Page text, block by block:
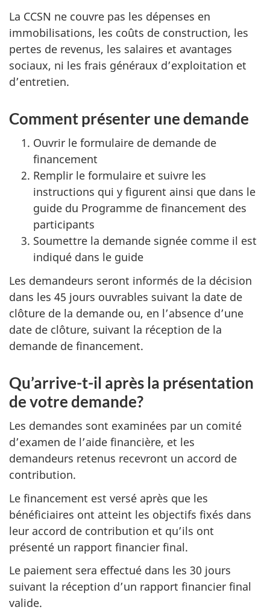
La CCSN ne couvre pas les dépenses en
immobilisations, les coûts de construction, les
pertes de revenus, les salaires et avantages
sociaux, ni les frais généraux d’exploitation et
d’entretien.
Comment présenter une demande
Ouvrir le formulaire de demande de
financement
Remplir le formulaire et suivre les
instructions qui y figurent ainsi que dans le
guide du Programme de financement des
participants
Soumettre la demande signée comme il est
indiqué dans le guide
Les demandeurs seront informés de la décision
dans les 45 jours ouvrables suivant la date de
clôture de la demande ou, en l’absence d’une
date de clôture, suivant la réception de la
demande de financement.
Qu’arrive-t-il après la présentation
de votre demande?
Les demandes sont examinées par un comité
d’examen de l’aide financière, et les
demandeurs retenus recevront un accord de
contribution.
Le financement est versé après que les
bénéficiaires ont atteint les objectifs fixés dans
leur accord de contribution et qu’ils ont
présenté un rapport financier final.
Le paiement sera effectué dans les 30 jours
suivant la réception d’un rapport financier final
valide.